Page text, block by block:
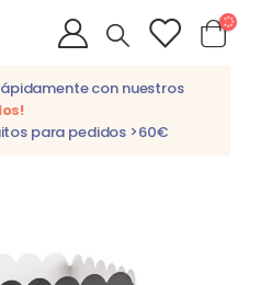
con nuestros
para pedidos >60€